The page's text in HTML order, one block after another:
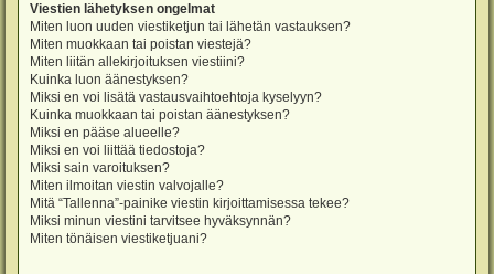
Viestien lähetyksen ongelmat
Miten luon uuden viestiketjun tai lähetän vastauksen?
Miten muokkaan tai poistan viestejä?
Miten liitän allekirjoituksen viestiini?
Kuinka luon äänestyksen?
Miksi en voi lisätä vastausvaihtoehtoja kyselyyn?
Kuinka muokkaan tai poistan äänestyksen?
Miksi en pääse alueelle?
Miksi en voi liittää tiedostoja?
Miksi sain varoituksen?
Miten ilmoitan viestin valvojalle?
Mitä “Tallenna”-painike viestin kirjoittamisessa tekee?
Miksi minun viestini tarvitsee hyväksynnän?
Miten tönäisen viestiketjuani?